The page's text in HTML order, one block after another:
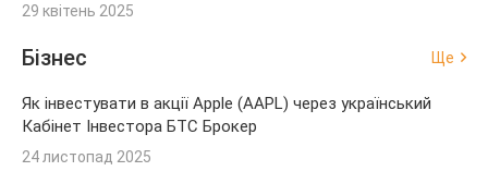
29 квітень 2025
Бізнес Ще
Як інвестувати в акції Apple (AAPL) через український
Кабінет Інвестора БТС Брокер
24 листопад 2025